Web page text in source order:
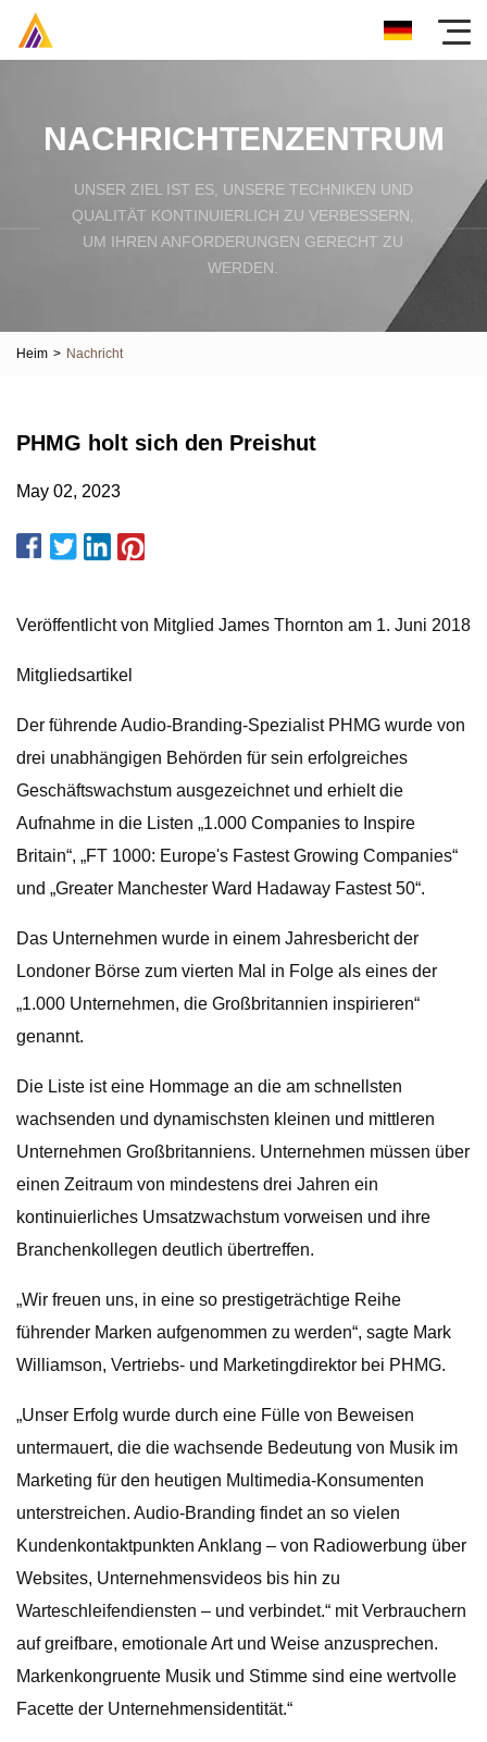
NACHRICHTENZENTRUM
UNSER ZIEL IST ES, UNSERE TECHNIKEN UND
QUALITÄT KONTINUIERLICH ZU VERBESSERN,
UM IHREN ANFORDERUNGEN GERECHT ZU
WERDEN.
Heim > Nachricht
PHMG holt sich den Preishut
May 02, 2023
Veröffentlicht von Mitglied James Thornton am 1. Juni 2018
Mitgliedsartikel
Der führende Audio-Branding-Spezialist PHMG wurde von
drei unabhängigen Behörden für sein erfolgreiches
Geschäftswachstum ausgezeichnet und erhielt die
Aufnahme in die Listen „1.000 Companies to Inspire
Britain“, „FT 1000: Europe's Fastest Growing Companies“
und „Greater Manchester Ward Hadaway Fastest 50“.
Das Unternehmen wurde in einem Jahresbericht der
Londoner Börse zum vierten Mal in Folge als eines der
„1.000 Unternehmen, die Großbritannien inspirieren“
genannt.
Die Liste ist eine Hommage an die am schnellsten
wachsenden und dynamischsten kleinen und mittleren
Unternehmen Großbritanniens. Unternehmen müssen über
einen Zeitraum von mindestens drei Jahren ein
kontinuierliches Umsatzwachstum vorweisen und ihre
Branchenkollegen deutlich übertreffen.
„Wir freuen uns, in eine so prestigeträchtige Reihe
führender Marken aufgenommen zu werden“, sagte Mark
Williamson, Vertriebs- und Marketingdirektor bei PHMG.
„Unser Erfolg wurde durch eine Fülle von Beweisen
untermauert, die die wachsende Bedeutung von Musik im
Marketing für den heutigen Multimedia-Konsumenten
unterstreichen. Audio-Branding findet an so vielen
Kundenkontaktpunkten Anklang – von Radiowerbung über
Websites, Unternehmensvideos bis hin zu
Warteschleifendiensten – und verbindet.“ mit Verbrauchern
auf greifbare, emotionale Art und Weise anzusprechen.
Markenkongruente Musik und Stimme sind eine wertvolle
Facette der Unternehmensidentität.“